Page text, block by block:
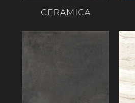
CERAMICA